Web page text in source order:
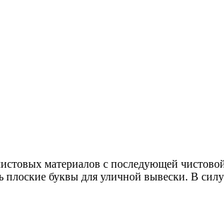
материалов с последующей
плоские буквы для уличной вывески. В